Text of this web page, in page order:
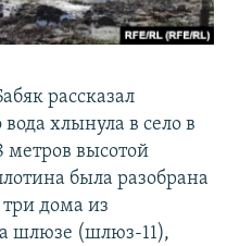
рассказал
хлынула в село в
метров высотой
была разобрана
дома из
шлюзе (шлюз-11),